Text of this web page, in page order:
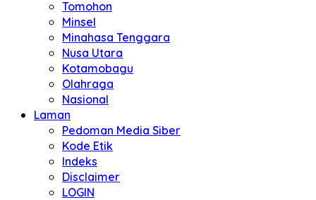
Tomohon
Minsel
Minahasa Tenggara
Nusa Utara
Kotamobagu
Olahraga
Nasional
Laman
Pedoman Media Siber
Kode Etik
Indeks
Disclaimer
LOGIN